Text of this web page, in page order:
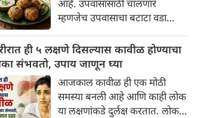
काही सोप्या टिप्स पाहणार आहोत.
पोटॅटो कसे बनवायचे, याची सोपी
आणि सविस्तर रेसिपी जाणून घ्या...
आहे. उपवासासाठी चालणार
म्हणजेच उपवासाचा बटाटा वडा
करतील.
ही ५ लक्षणे दिसल्यास कावीळ होण्याचा
संभवतो, उपाय जाणून घ्या
आजकाल कावीळ ही एक मोठी
समस्या बनली आहे आणि काही लोक
या लक्षणांकडे दुर्लक्ष करतात. लोक